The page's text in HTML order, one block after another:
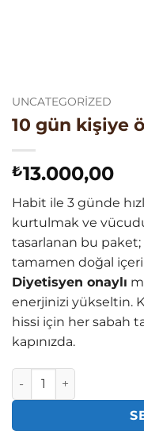
UNCATEGORIZED
10 gün kişiye
₺13.000,00
Habit ile 3 günde
kurtulmak ve
tasarlanan bu
tamamen doğal
Diyetisyen onaylı
enerjinizi yükseltin.
hissi için her sabah
kapınızda.
10 gün kişiye özel adet